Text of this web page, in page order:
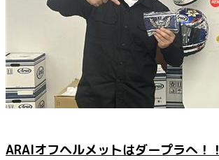
ARAIオフヘルメットはダープラへ！！